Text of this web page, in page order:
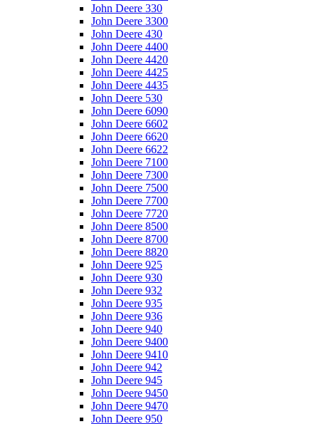
John Deere 330
John Deere 3300
John Deere 430
John Deere 4400
John Deere 4420
John Deere 4425
John Deere 4435
John Deere 530
John Deere 6090
John Deere 6602
John Deere 6620
John Deere 6622
John Deere 7100
John Deere 7300
John Deere 7500
John Deere 7700
John Deere 7720
John Deere 8500
John Deere 8700
John Deere 8820
John Deere 925
John Deere 930
John Deere 932
John Deere 935
John Deere 936
John Deere 940
John Deere 9400
John Deere 9410
John Deere 942
John Deere 945
John Deere 9450
John Deere 9470
John Deere 950